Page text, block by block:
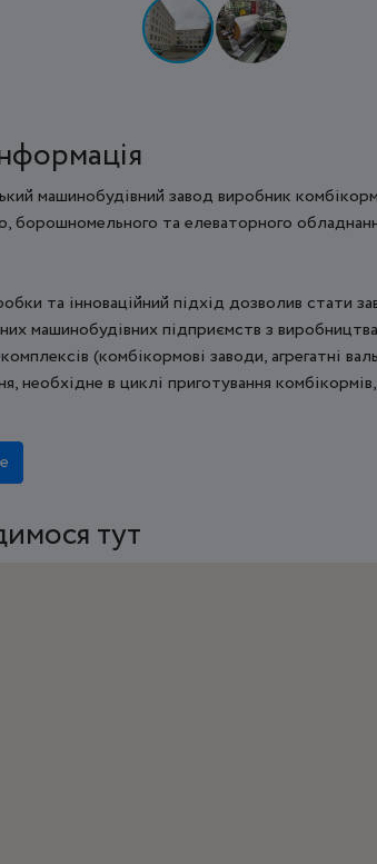
машинобудівний завод виробник
борошномельного та елеваторного
та інноваційний підхід дозволив стати
машинобудівних підприємств з
(комбікормові заводи, агрегатні
необхідне в циклі приготування
тут